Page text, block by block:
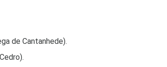
de Cantanhede).